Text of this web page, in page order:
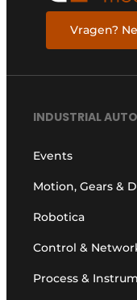
Vragen?
INDUSTRIAL
Events
Motion, Gears &
Robotica
Control &
Process &